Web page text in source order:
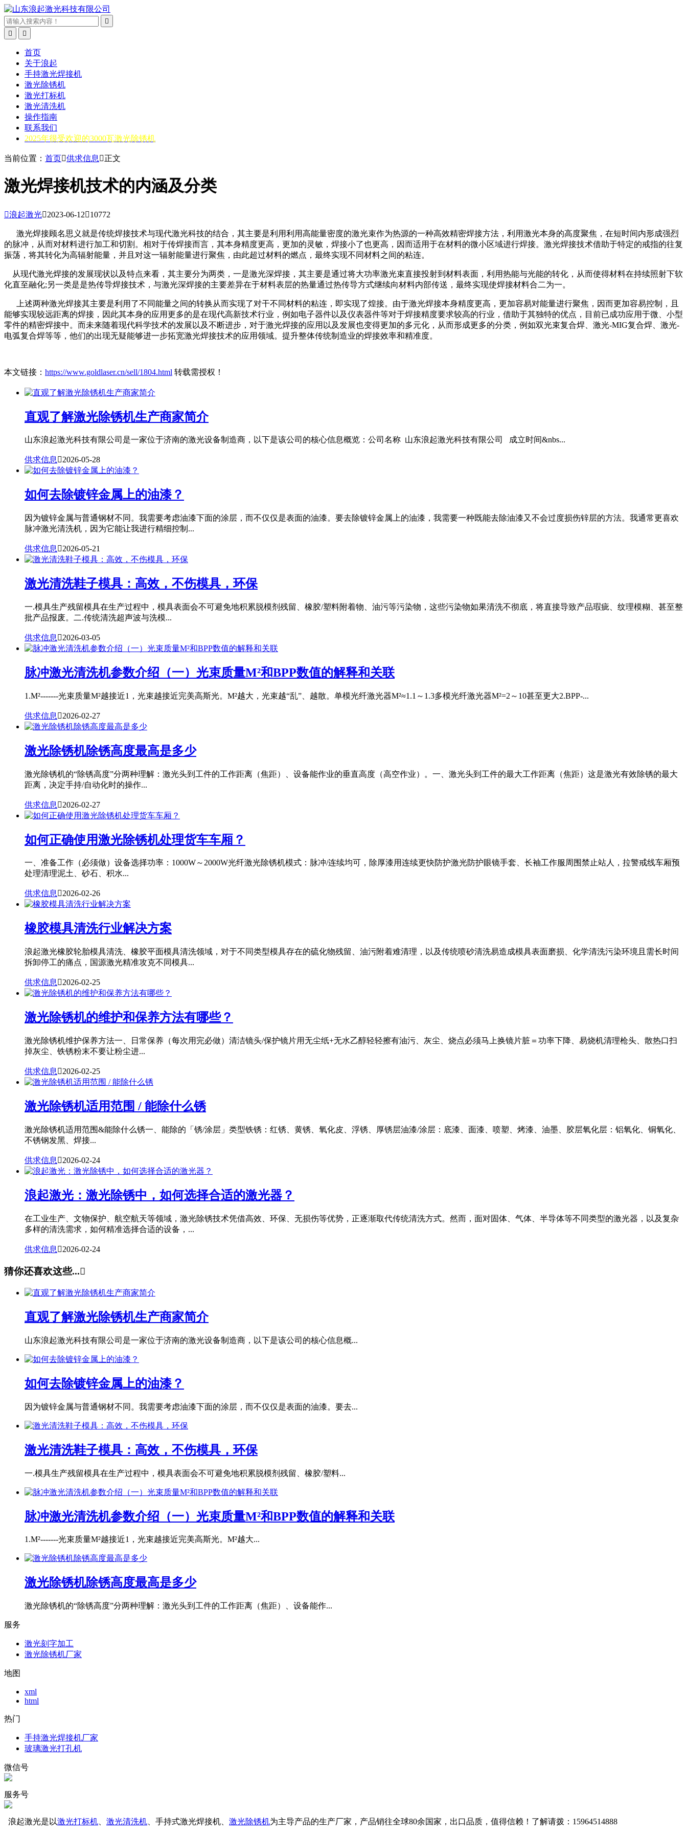



首页
关于浪起
手持激光焊接机
激光除锈机
激光打标机
激光清洗机
操作指南
联系我们
2025年很受欢迎的3000瓦激光除锈机
当前位置： 首页供求信息 正文
激光焊接机技术的内涵及分类
浪起激光2023-06-1210772
激光焊接顾名思义就是传统焊接技术与现代激光科技的结合，其主要是利用利用高能量密度的激光束作为热源的一种高效精密焊接方法，利用激光本身的高度聚焦，在短时间内形成强烈
的脉冲，从而对材料进行加工和切割。相对于传焊接而言，其本身精度更高，更加的灵敏，焊接小了也更高，因而适用于在材料的微小区域进行焊接。激光焊接技术借助于特定的戒指的往复
振荡，将其转化为高辐射能量，并且对这一辐射能量进行聚焦，由此超过材料的燃点，最终实现不同材料之间的粘连。
从现代激光焊接的发展现状以及特点来看，其主要分为两类，一是激光深焊接，其主要是通过将大功率激光束直接投射到材料表面，利用热能与光能的转化，从而使得材料在持续照射下软
化直至融化;另一类是是热传导焊接技术，与激光深焊接的主要差异在于材料表层的热量通过热传导方式继续向材料内部传送，最终实现使焊接材料合二为一。
上述两种激光焊接其主要是利用了不同能量之间的转换从而实现了对干不同材料的粘连，即实现了煌接。由于激光焊接本身精度更高，更加容易对能量进行聚焦，因而更加容易控制，且
能够实现较远距离的焊接，因此其本身的应用更多的是在现代高新技术行业，例如电子器件以及仪表器件等对于焊接精度要求较高的行业，借助于其独特的优点，目前已成功应用于微、小型
零件的精密焊接中。而未来随着现代科学技术的发展以及不断进步，对于激光焊接的应用以及发展也变得更加的多元化，从而形成更多的分类，例如双光束复合焊、激光-MIG复合焊、激光-
电弧复合焊等等，他们的出现无疑能够进一步拓宽激光焊接技术的应用领域。提升整体传统制造业的焊接效率和精准度。
本文链接： https://www.goldlaser.cn/sell/1804.html 转载需授权！
直观了解激光除锈机生产商家简介
山东浪起激光科技有限公司是一家位于济南的激光设备制造商，以下是该公司的核心信息概览：公司名称 山东浪起激光科技有限公司 成立时间&nbs...
供求信息2026-05-28
如何去除镀锌金属上的油漆？
因为镀锌金属与普通钢材不同。我需要考虑油漆下面的涂层，而不仅仅是表面的油漆。要去除镀锌金属上的油漆，我需要一种既能去除油漆又不会过度损伤锌层的方法。我通常更喜欢
脉冲激光清洗机，因为它能让我进行精细控制...
供求信息 2026-05-21
激光清洗鞋子模具：高效，不伤模具，环保
一.模具生产残留模具在生产过程中，模具表面会不可避免地积累脱模剂残留、橡胶/塑料附着物、油污等污染物，这些污染物如果清洗不彻底，将直接导致产品瑕疵、纹理模糊、甚至整
批产品报废。二.传统清洗超声波与洗模...
供求信息 2026-03-05
脉冲激光清洗机参数介绍（一）光束质量M²和BPP数值的解释和关联
1.M²-------光束质量M²越接近1，光束越接近完美高斯光。M²越大，光束越“乱”、越散。单模光纤激光器M²≈1.1～1.3多模光纤激光器M²=2～10甚至更大2.BPP-...
供求信息 2026-02-27
激光除锈机除锈高度最高是多少
激光除锈机的“除锈高度”分两种理解：激光头到工件的工作距离（焦距）、设备能作业的垂直高度（高空作业）。一、激光头到工件的最大工作距离（焦距）这是激光有效除锈的最大
距离，决定手持/自动化时的操作...
供求信息 2026-02-27
如何正确使用激光除锈机处理货车车厢？
一、准备工作（必须做）设备选择功率：1000W～2000W光纤激光除锈机模式：脉冲/连续均可，除厚漆用连续更快防护激光防护眼镜手套、长袖工作服周围禁止站人，拉警戒线车厢预
处理清理泥土、砂石、积水...
供求信息2026-02-26
橡胶模具清洗行业解决方案
浪起激光橡胶轮胎模具清洗、橡胶平面模具清洗领域，对于不同类型模具存在的硫化物残留、油污附着难清理，以及传统喷砂清洗易造成模具表面磨损、化学清洗污染环境且需长时间
拆卸停工的痛点，国源激光精准攻克不同模具...
供求信息 2026-02-25
激光除锈机的维护和保养方法有哪些？
激光除锈机维护保养方法一、日常保养（每次用完必做）清洁镜头/保护镜片用无尘纸+无水乙醇轻轻擦有油污、灰尘、烧点必须马上换镜片脏＝功率下降、易烧机清理枪头、散热口扫
掉灰尘、铁锈粉末不要让粉尘进...
供求信息 2026-02-25
激光除锈机适用范围 / 能除什么锈
激光除锈机适用范围&能除什么锈一、能除的「锈/涂层」类型铁锈：红锈、黄锈、氧化皮、浮锈、厚锈层油漆/涂层：底漆、面漆、喷塑、烤漆、油墨、胶层氧化层：铝氧化、铜氧化、
不锈钢发黑、焊接...
供求信息 2026-02-24
浪起激光：激光除锈中，如何选择合适的激光器？
在工业生产、文物保护、航空航天等领域，激光除锈技术凭借高效、环保、无损伤等优势，正逐渐取代传统清洗方式。然而，面对固体、气体、半导体等不同类型的激光器，以及复杂
多样的清洗需求，如何精准选择合适的设备，...
供求信息 2026-02-24
猜你还喜欢这些...
直观了解激光除锈机生产商家简介
山东浪起激光科技有限公司是一家位于济南的激光设备制造商，以下是该公司的核心信息概...
如何去除镀锌金属上的油漆？
因为镀锌金属与普通钢材不同。我需要考虑油漆下面的涂层，而不仅仅是表面的油漆。要去...
激光清洗鞋子模具：高效，不伤模具，环保
一.模具生产残留模具在生产过程中，模具表面会不可避免地积累脱模剂残留、橡胶/塑料...
脉冲激光清洗机参数介绍（一）光束质量M²和BPP数值的解释和关联
1.M²-------光束质量M²越接近1，光束越接近完美高斯光。M²越大...
激光除锈机除锈高度最高是多少
激光除锈机的“除锈高度”分两种理解：激光头到工件的工作距离（焦距）、设备能作...
服务
激光刻字加工
激光除锈机厂家
地图
xml
html
热门
手持激光焊接机厂家
玻璃激光打孔机
微信号
服务号
浪起激光是以激光打标机 激光清洗机 、手持式激光焊接机、 激光除锈机为主导产品的生产厂家，产品销往全球80余国家，出口品质，值得信赖！了解请拨：15964514888